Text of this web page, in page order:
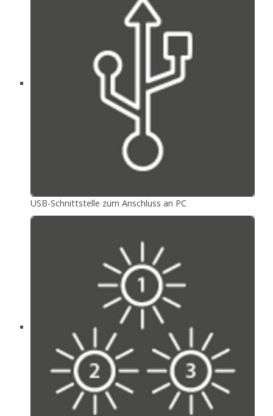
USB-Schnittstelle zum Anschluss an PC